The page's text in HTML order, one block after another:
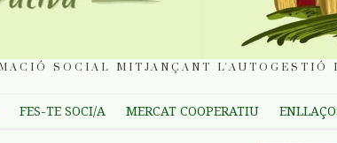
SOCIAL MITJANÇANT
FES-TE SOCI/A MERCAT COOPERATIU